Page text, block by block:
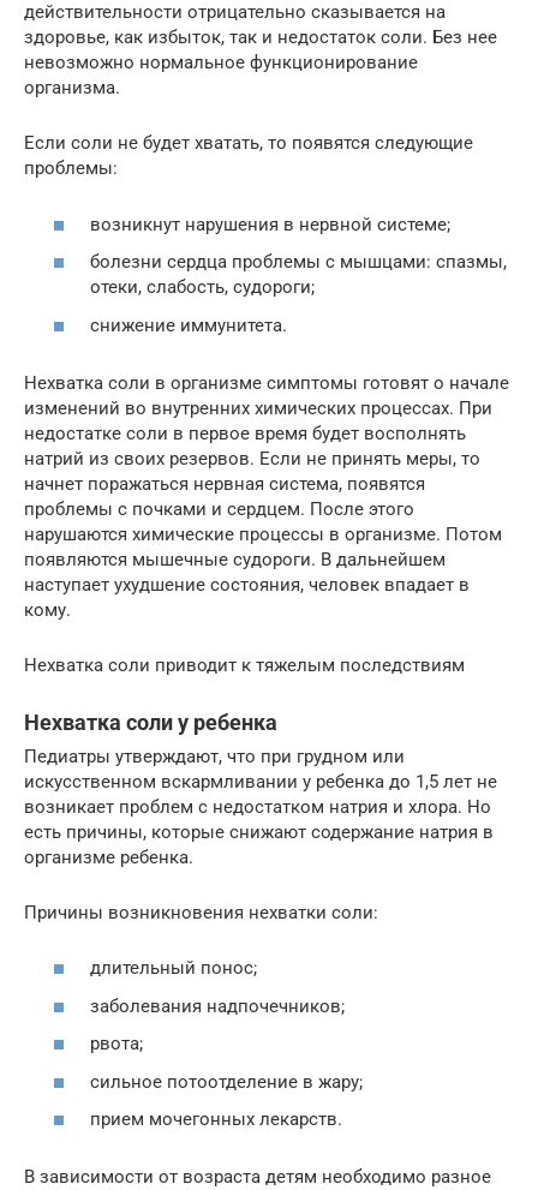
действительности отрицательно сказывается на
здоровье, как избыток, так и недостаток соли. Без нее
невозможно нормальное функционирование
организма.
Если соли не будет хватать, то появятся следующие
проблемы:
возникнут нарушения в нервной системе;
болезни сердца проблемы с мышцами: спазмы,
отеки, слабость, судороги;
снижение иммунитета.
Нехватка соли в организме симптомы готовят о начале
изменений во внутренних химических процессах. При
недостатке соли в первое время будет восполнять
натрий из своих резервов. Если не принять меры, то
начнет поражаться нервная система, появятся
проблемы с почками и сердцем. После этого
нарушаются химические процессы в организме. Потом
появляются мышечные судороги. В дальнейшем
наступает ухудшение состояния, человек впадает в
кому.
Нехватка соли приводит к тяжелым последствиям
Нехватка соли у ребенка
Педиатры утверждают, что при грудном или
искусственном вскармливании у ребенка до 1,5 лет не
возникает проблем с недостатком натрия и хлора. Но
есть причины, которые снижают содержание натрия в
организме ребенка.
Причины возникновения нехватки соли:
длительный понос;
заболевания надпочечников;
рвота;
сильное потоотделение в жару;
прием мочегонных лекарств.
В зависимости от возраста детям необходимо разное